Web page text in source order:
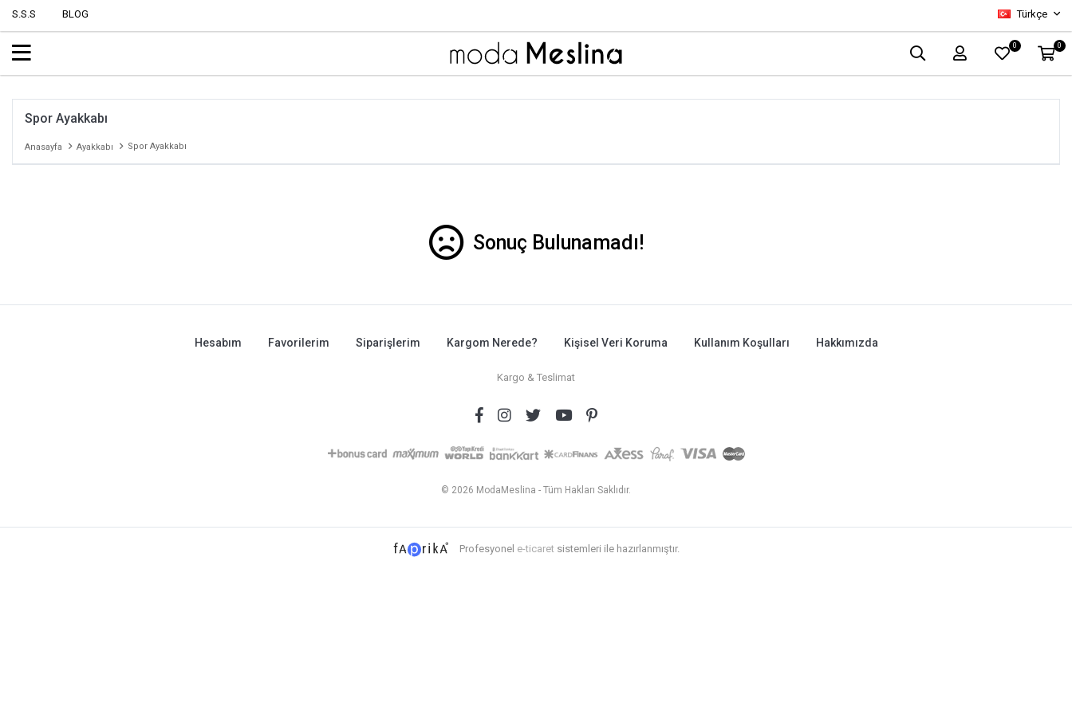
S.S.S BLOG Türkçe
0 0
Spor Ayakkabı
Anasayfa Ayakkabı Spor Ayakkabı
Sonuç Bulunamadı!
Hesabım Favorilerim Siparişlerim Kargom Nerede? Kişisel Veri Koruma Kullanım Koşulları Hakkımızda
Kargo & Teslimat
© 2026 ModaMeslina - Tüm Hakları Saklıdır.
Profesyonel e-ticaret sistemleri ile hazırlanmıştır.